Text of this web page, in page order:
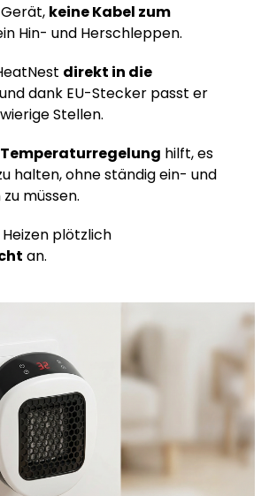
keine Kabel zum
Hin- und Herschleppen.
direkt in die
und dank EU-Stecker passt er
Stellen.
hilft, es
halten, ohne ständig ein- und
müssen.
plötzlich
an.